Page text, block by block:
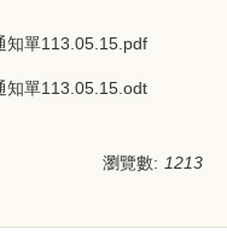
知單113.05.15.pdf
知單113.05.15.odt
瀏覽數: 1213